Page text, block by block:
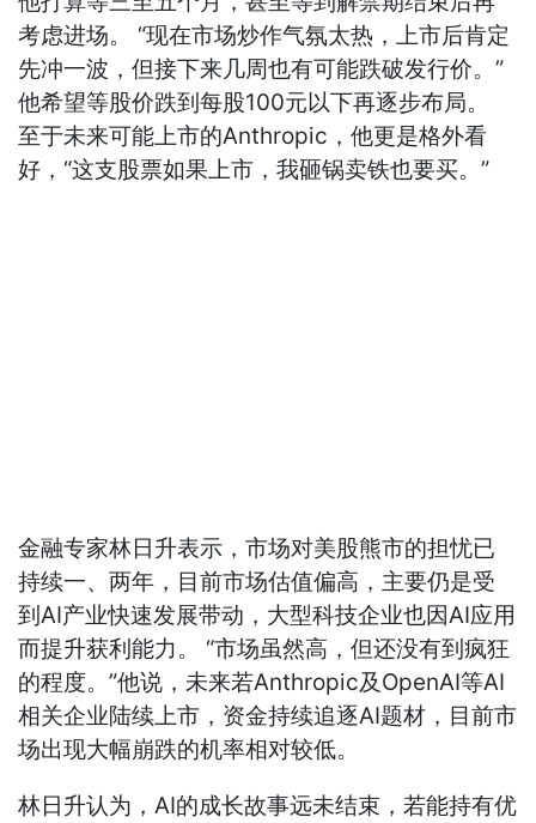
考虑进场。 “现在市场炒作气氛太热，上市后肯定
先冲一波，但接下来几周也有可能跌破发行价。”
他希望等股价跌到每股100元以下再逐步布局。
至于未来可能上市的Anthropic，他更是格外看
好，“这支股票如果上市，我砸锅卖铁也要买。”
金融专家林日升表示，市场对美股熊市的担忧已
持续一、两年，目前市场估值偏高，主要仍是受
到AI产业快速发展带动，大型科技企业也因AI应用
而提升获利能力。 “市场虽然高，但还没有到疯狂
的程度。”他说，未来若Anthropic及OpenAI等AI
相关企业陆续上市，资金持续追逐AI题材，目前市
场出现大幅崩跌的机率相对较低。
林日升认为，AI的成长故事远未结束，若能持有优